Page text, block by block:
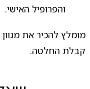
והפרופיל האישי.
מומלץ להכיר את
קבלת החלטה.